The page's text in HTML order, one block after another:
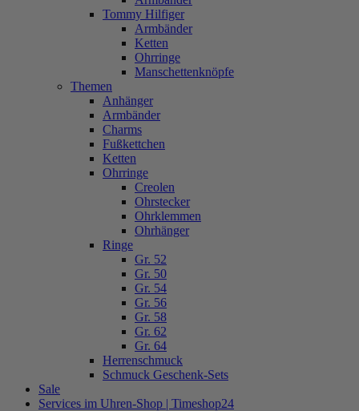
Tommy Hilfiger
Armbänder
Ketten
Ohrringe
Manschettenknöpfe
Themen
Anhänger
Armbänder
Charms
Fußkettchen
Ketten
Ohrringe
Creolen
Ohrstecker
Ohrklemmen
Ohrhänger
Ringe
Gr. 52
Gr. 50
Gr. 54
Gr. 56
Gr. 58
Gr. 62
Gr. 64
Herrenschmuck
Schmuck Geschenk-Sets
Sale
Services im Uhren-Shop | Timeshop24